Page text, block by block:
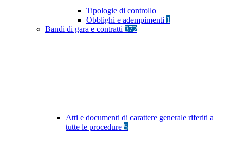
Tipologie di controllo
Obblighi e adempimenti 1
Bandi di gara e contratti 372
Atti e documenti di carattere generale riferiti a
tutte le procedure 5